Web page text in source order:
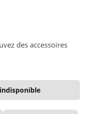
des accessoires